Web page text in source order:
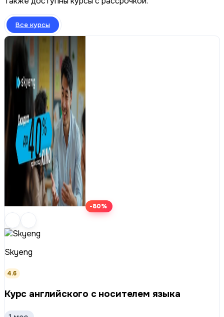
Все курсы
-80%
Skyeng
4.6
Курс английского с носителем языка